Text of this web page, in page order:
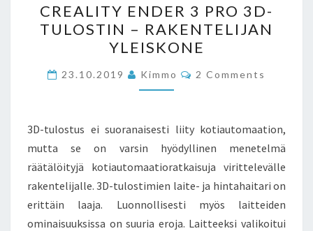
ENDER
3
PRO
3D-
TULOSTIN
RAKENTELIJAN
YLEISKONE
CREALITY ENDER 3 PRO 3D-
TULOSTIN – RAKENTELIJAN
YLEISKONE
23.10.2019 Kimmo Comments
2 Comments
3D-tulostus ei suoranaisesti liity kotiautomaation,
mutta se on varsin hyödyllinen menetelmä
räätälöityjä kotiautomaatioratkaisuja virittelevälle
rakentelijalle. 3D-tulostimien laite- ja hintahaitari on
erittäin laaja. Luonnollisesti myös laitteiden
ominaisuuksissa on suuria eroja. Laitteeksi valikoitui